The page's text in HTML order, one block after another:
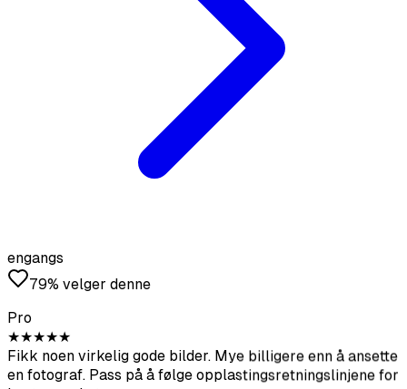
engangs
79% velger denne
Pro
Fikk noen virkelig gode bilder. Mye billigere enn å ansette
en fotograf. Pass på å følge opplastingsretningslinjene for
matcher på Bumble. Ikke alle er perfekte men definitivt
verdt det.
Diego Rodriguez
@diegorod
★★★★★